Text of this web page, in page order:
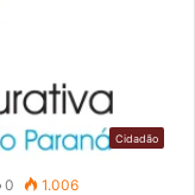
Cidadão
0 1.006